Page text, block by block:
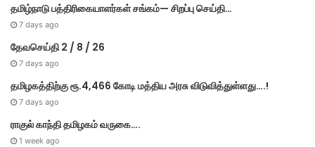
தமிழ்நாடு பத்திரிகையாளர்கள் சங்கம்— சிறப்பு செய்தி…
7 days ago
தேவசெய்தி 2 / 8 / 26
7 days ago
தமிழகத்திற்கு ரூ.4,466 கோடி மத்திய அரசு விடுவித்துள்ளது….!
7 days ago
ராகுல் காந்தி தமிழகம் வருகை….
1 week ago